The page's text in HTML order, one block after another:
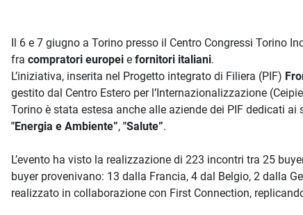
Il 6 e 7 giugno a Torino presso il Centro Congressi Torino
fra compratori europei e fornitori italiani.
L’iniziativa, inserita nel Progetto integrato di Filiera (PIF)
gestito dal Centro Estero per l’Internazionalizzazione
Torino è stata estesa anche alle aziende dei PIF dedicati ai
"Energia e Ambiente”, "Salute”.
L’evento ha visto la realizzazione di 223 incontri tra 25
buyer provenivano: 13 dalla Francia, 4 dal Belgio, 2 dalla
realizzato in collaborazione con First Connection,